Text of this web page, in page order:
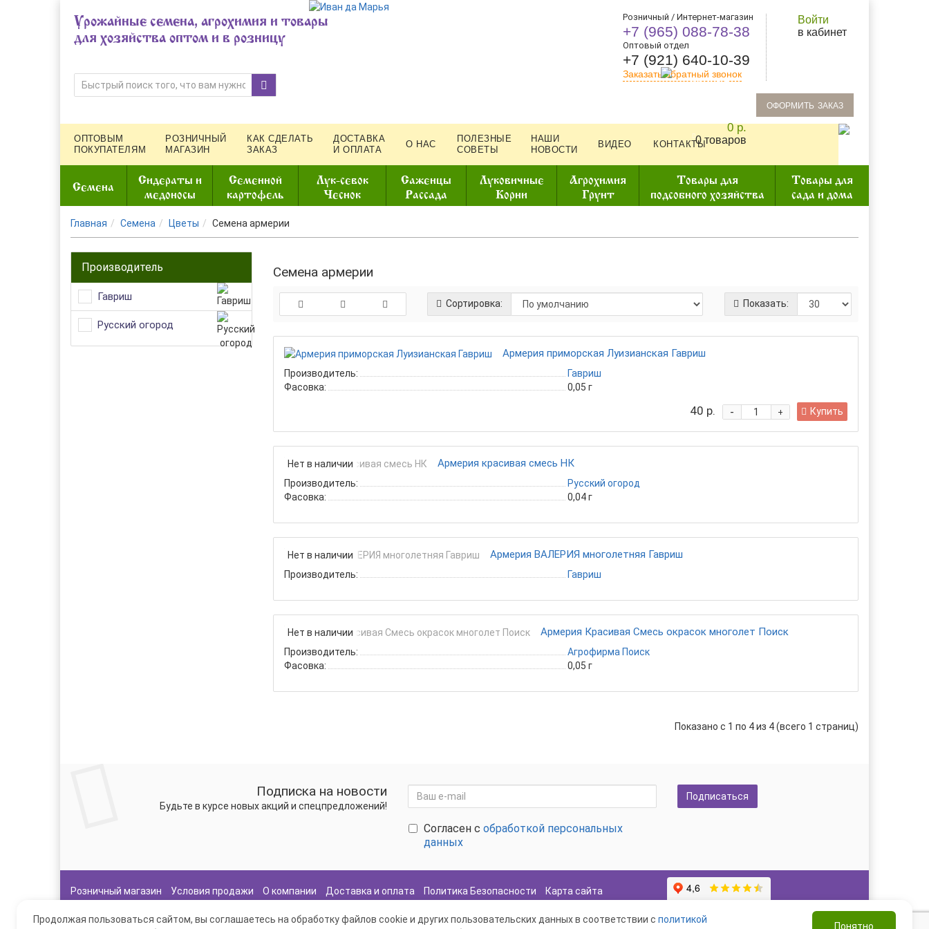
Урожайные семена, агрохимия и товары
для хозяйства оптом и в розницу
Розничный / Интернет-магазин
+7 (965) 088-78-38
Оптовый отдел
+7 (921) 640-10-39
Заказать обратный звонок
Войти
в кабинет
0 р.
0 товаров
oформить заказ
ОПТОВЫМ
ПОКУПАТЕЛЯМ
РОЗНИЧНЫЙ
МАГАЗИН
КАК СДЕЛАТЬ
ЗАКАЗ
ДОСТАВКА
И ОПЛАТА
О НАС
ПОЛЕЗНЫЕ
СОВЕТЫ
НАШИ
НОВОСТИ
ВИДЕО КОНТАКТЫ
Семена
Сидераты и
медоносы
Семенной
картофель
Лук-севок
Чеснок
Саженцы
Рассада
Луковичные
Корни
Агрохимия
Грунт
Товары для
подсобного хозяйства
Товары для
сада и дома
Главная Семена Цветы Семена армерии
Производитель
Гавриш
Русский огород
Семена армерии
Сортировка: Показать:
Армерия приморская Луизианская Гавриш
Производитель:
Гавриш
Фасовка:
0,05 г
40 р. +
- Купить
Нет в наличии Армерия красивая смесь НК
Производитель:
Русский огород
Фасовка:
0,04 г
Нет в наличии Армерия ВАЛЕРИЯ многолетняя Гавриш
Производитель: Гавриш
Нет в наличии Армерия Красивая Смесь окрасок многолет Поиск
Производитель:
Агрофирма Поиск
Фасовка:
0,05 г
Показано с 1 по 4 из 4 (всего 1 страниц)
Подписка на новости
Будьте в курсе новых акций и спецпредложений!
Согласен с обработкой персональных
данных
Подписаться
Розничный магазин Условия продажи О компании Доставка и оплата Политика Безопасности Карта сайта
Продолжая пользоваться сайтом, вы соглашаетесь на обработку файлов cookie и других пользовательских данных в соответствии с политикой
Понятно